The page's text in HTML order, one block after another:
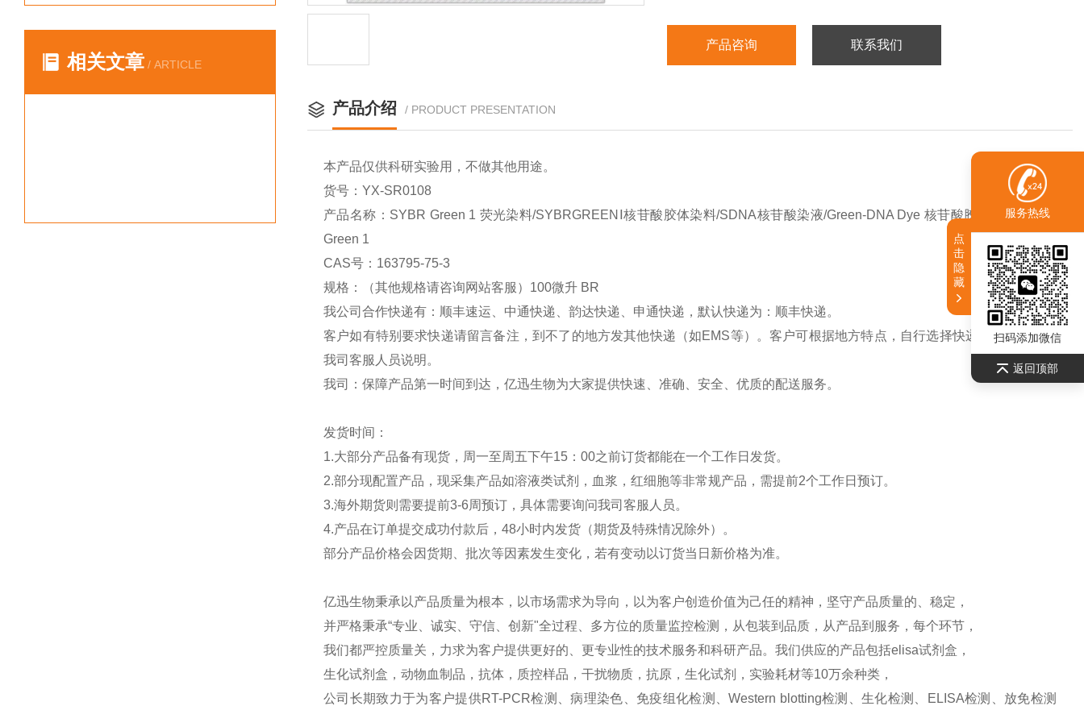
相关文章 / ARTICLE
产品咨询 联系我们
产品介绍 / PRODUCT PRESENTATION
本产品仅供科研实验用，不做其他用途。
货号：YX-SR0108
产品名称：SYBR Green 1 荧光染料/SYBRGREENⅠ核苷酸胶体染料/SDNA核苷酸染液/Green-DNA Dye 核苷酸胶体染料/SYBR
Green 1
CAS号：163795-75-3
规格：（其他规格请咨询网站客服）100微升 BR
我公司合作快递有：顺丰速运、中通快递、韵达快递、申通快递，默认快递为：顺丰快递。
客户如有特别要求快递请留言备注，到不了的地方发其他快递（如EMS等）。客户可根据地方特点，自行选择快递公司，请联系
我司客服人员说明。
我司：保障产品第一时间到达，亿迅生物为大家提供快速、准确、安全、优质的配送服务。
发货时间：
1.大部分产品备有现货，周一至周五下午15：00之前订货都能在一个工作日发货。
2.部分现配置产品，现采集产品如溶液类试剂，血浆，红细胞等非常规产品，需提前2个工作日预订。
3.海外期货则需要提前3-6周预订，具体需要询问我司客服人员。
4.产品在订单提交成功付款后，48小时内发货（期货及特殊情况除外）。
部分产品价格会因货期、批次等因素发生变化，若有变动以订货当日新价格为准。
亿迅生物秉承以产品质量为根本，以市场需求为导向，以为客户创造价值为己任的精神，坚守产品质量的、稳定，
并严格秉承“专业、诚实、守信、创新"全过程、多方位的质量监控检测，从包装到品质，从产品到服务，每个环节，
我们都严控质量关，力求为客户提供更好的、更专业性的技术服务和科研产品。我们供应的产品包括elisa试剂盒，
生化试剂盒，动物血制品，抗体，质控样品，干扰物质，抗原，生化试剂，实验耗材等10万余种类，
公司长期致力于为客户提供RT-PCR检测、病理染色、免疫组化检测、Western blotting检测、生化检测、ELISA检测、放免检测
服务热线
扫码添加微信
返回顶部
点
击
隐
藏